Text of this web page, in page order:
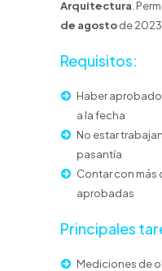
Arquitectura .
de agostode 2023.
Requisitos:
Haber
a la fecha
No estar
pasantía
Contar con más
aprobadas
Principales
Mediciones de